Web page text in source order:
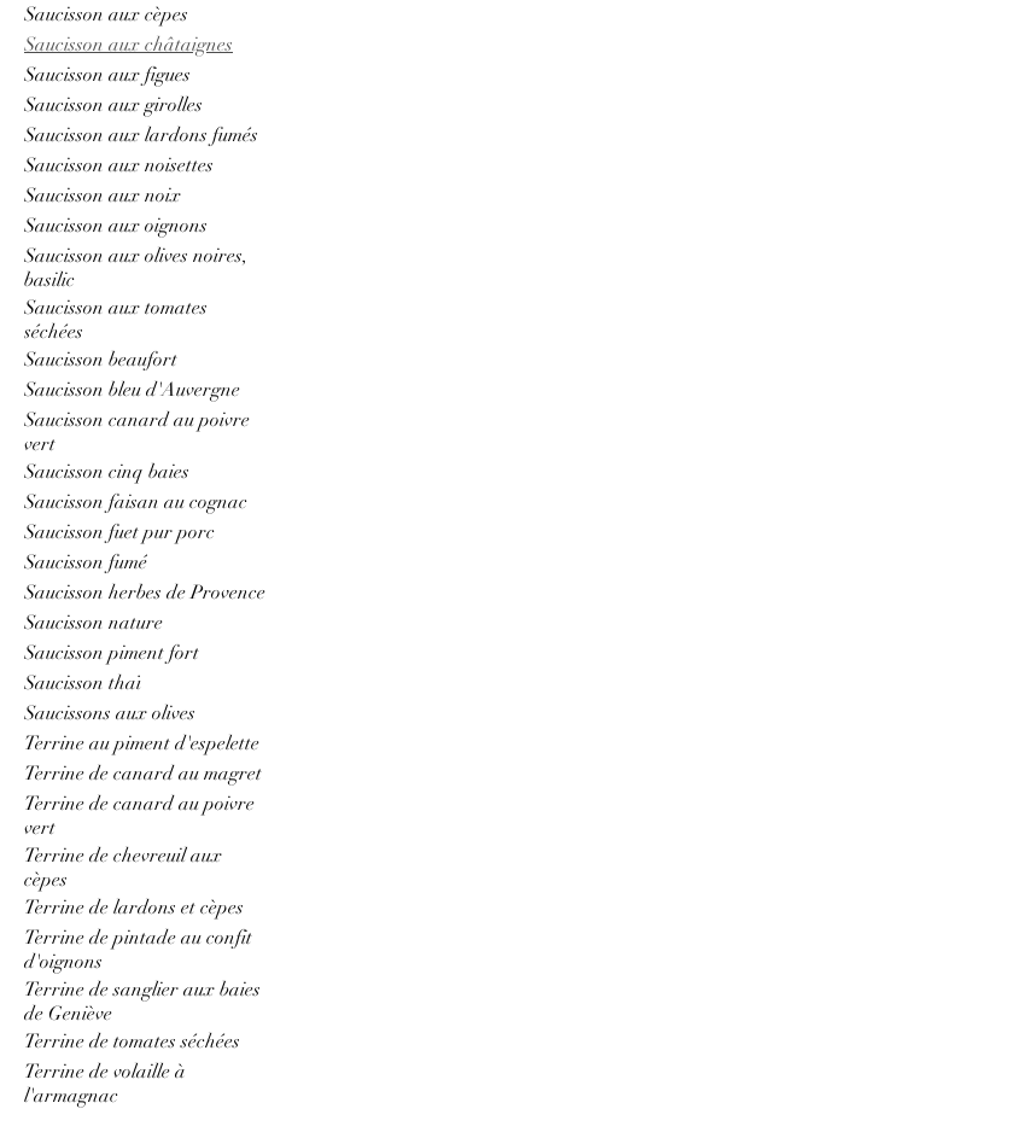
Saucisson aux cèpes
Saucisson aux châtaignes
Saucisson aux figues
Saucisson aux girolles
Saucisson aux lardons fumés
Saucisson aux noisettes
Saucisson aux noix
Saucisson aux oignons
Saucisson aux olives noires,
basilic
Saucisson aux tomates
séchées
Saucisson beaufort
Saucisson bleu d'Auvergne
Saucisson canard au poivre
vert
Saucisson cinq baies
Saucisson faisan au cognac
Saucisson fuet pur porc
Saucisson fumé
Saucisson herbes de Provence
Saucisson nature
Saucisson piment fort
Saucisson thaï
Saucissons aux olives
Terrine au piment d'espelette
Terrine de canard au magret
Terrine de canard au poivre
vert
Terrine de chevreuil aux
cèpes
Terrine de lardons et cèpes
Terrine de pintade au confit
d'oignons
Terrine de sanglier aux baies
de Geniève
Terrine de tomates séchées
Terrine de volaille à
l'armagnac